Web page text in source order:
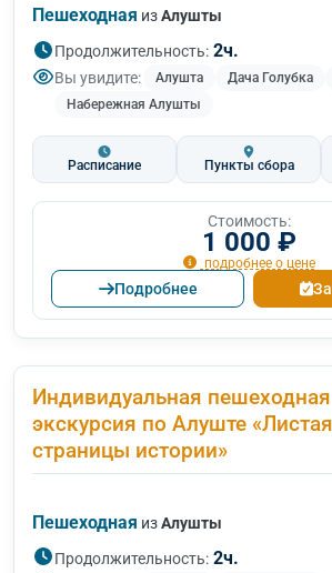
Пешеходная изАлушты
Продолжительность: 2ч.
Вы увидите: Алушта Дача Голубка
Набережная Алушты
Расписание Пункты сбора
Стоимость:
1 000 ₽
подробнее о цене
Подробнее
Индивидуальная пешеходная
экскурсия по Алуште «Листая
страницы истории»
Пешеходная изАлушты
Продолжительность: 2ч.